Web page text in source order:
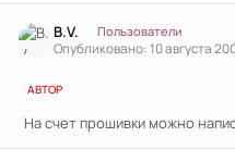
B.V. Пользователи
Опубликовано:10 августа
АВТОР
На счет прошивки можно